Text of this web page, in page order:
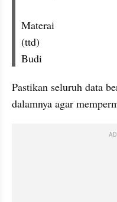
Materai
(ttd)
Budi
Pastikan seluruh data
dalamnya agar